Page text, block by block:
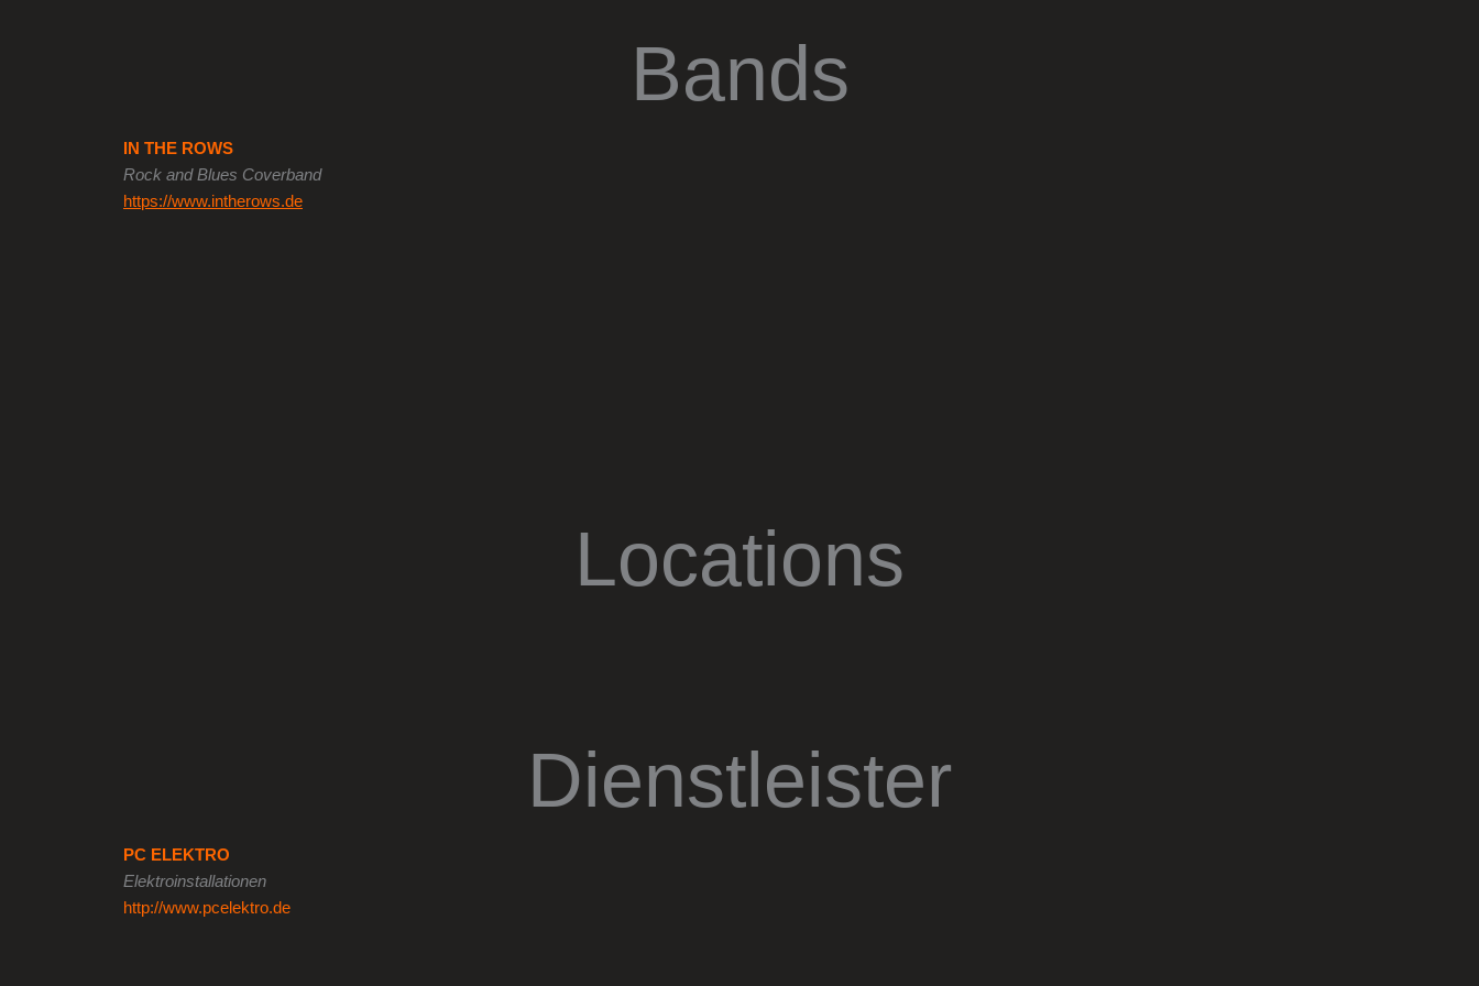
Bands
IN THE ROWS
Rock and Blues Coverband
https://www.intherows.de
Locations
Dienstleister
PC ELEKTRO
Elektroinstallationen
http://www.pcelektro.de